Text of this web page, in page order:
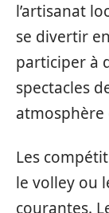
l’artisanat
se divertir
participer à
spectacles
atmosphère
Les
le volley ou
courantes.